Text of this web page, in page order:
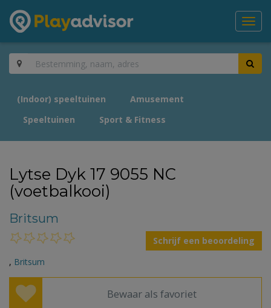
(Indoor) speeltuinen
Amusement
Speeltuinen
Sport & Fitness
Lytse Dyk 17 9055 NC
(voetbalkooi)
Britsum
Schrijf een beoordeling
, Britsum
Bewaar als favoriet